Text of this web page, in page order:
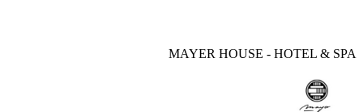
MAYER HOUSE - HOTEL & SPA